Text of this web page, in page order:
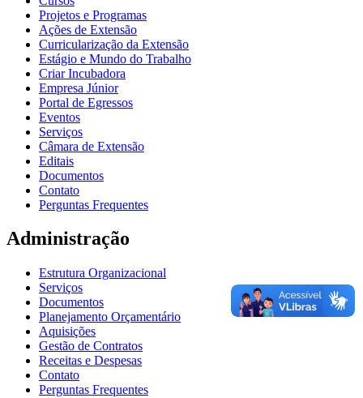
Projetos e Programas
Ações de Extensão
Curricularização da Extensão
Estágio e Mundo do Trabalho
Criar Incubadora
Empresa Júnior
Portal de Egressos
Eventos
Serviços
Câmara de Extensão
Editais
Documentos
Contato
Perguntas Frequentes
Administração
Estrutura Organizacional
Serviços
Documentos
Planejamento Orçamentário
Aquisições
Gestão de Contratos
Receitas e Despesas
Contato
Perguntas Frequentes